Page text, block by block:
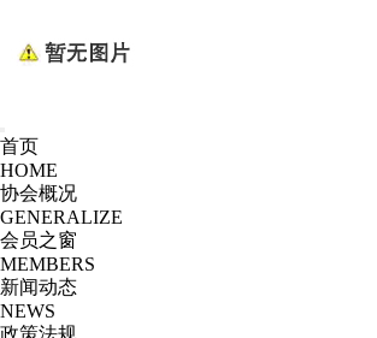
首页
HOME
协会概况
GENERALIZE
会员之窗
MEMBERS
新闻动态
NEWS
政策法规